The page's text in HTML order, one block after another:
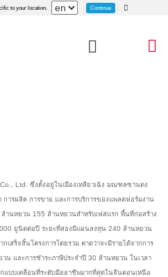
to your location. Continue
Ltd. ซึ่งตั้งอยู่ในเมืองเหลียวเฉิง มณฑลซานตง
ารผลิต การขาย และการบริการของแพลตฟอร์มงาน
านหยวน 155 ล้านหยวนสำหรับเฟสแรก พื้นที่ก่อสร้าง
ยูนิตต่อปี ระยะที่สองมีแผนลงทุน 240 ล้านหยวน
สร็จสิ้นโครงการโดยรวม คาดว่าจะมีรายได้จากการ
และการชำระภาษีประจำปี 30 ล้านหยวน ในเวลา
บบเคลื่อนที่ระดับมืออาชีพมากที่สุดในจีนตอนเหนือ